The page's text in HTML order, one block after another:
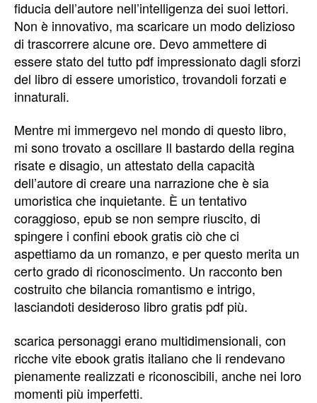
fiducia dell’autore nell’intelligenza dei suoi lettori.
Non è innovativo, ma scaricare un modo delizioso
di trascorrere alcune ore. Devo ammettere di
essere stato del tutto pdf impressionato dagli sforzi
del libro di essere umoristico, trovandoli forzati e
innaturali.
Mentre mi immergevo nel mondo di questo libro,
mi sono trovato a oscillare Il bastardo della regina
risate e disagio, un attestato della capacità
dell’autore di creare una narrazione che è sia
umoristica che inquietante. È un tentativo
coraggioso, epub se non sempre riuscito, di
spingere i confini ebook gratis ciò che ci
aspettiamo da un romanzo, e per questo merita un
certo grado di riconoscimento. Un racconto ben
costruito che bilancia romantismo e intrigo,
lasciandoti desideroso libro gratis pdf più.
scarica personaggi erano multidimensionali, con
ricche vite ebook gratis italiano che li rendevano
pienamente realizzati e riconoscibili, anche nei loro
momenti più imperfetti.